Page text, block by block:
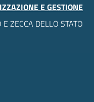
E GESTIONE
ZECCA DELLO STATO